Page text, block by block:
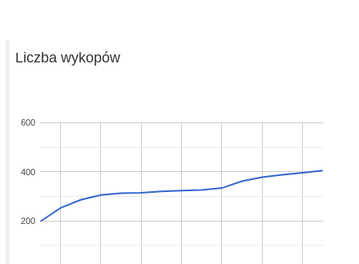
Liczba wykopów
200
400
600